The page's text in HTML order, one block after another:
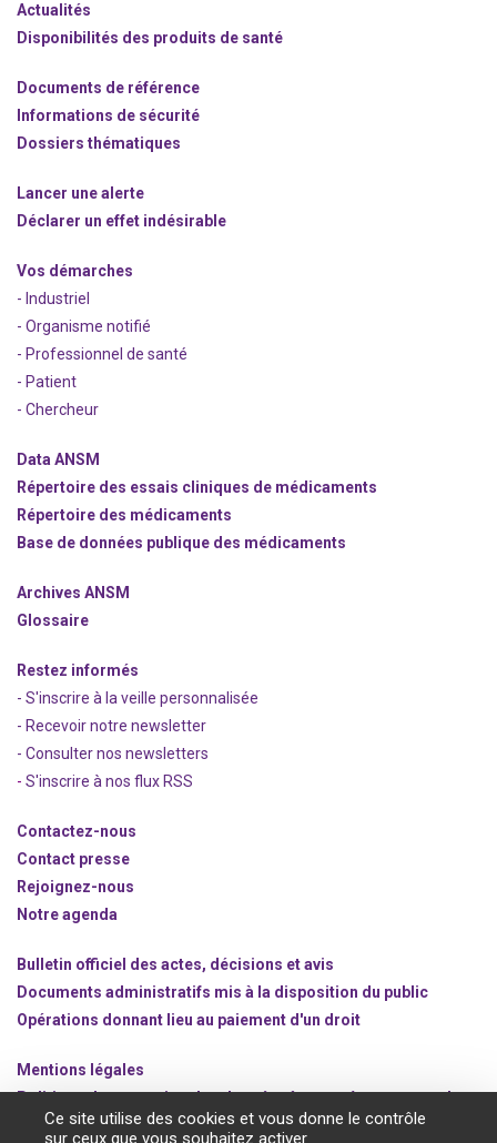
Actualités
Disponibilités des produits de santé
Documents de référence
Informations de sécurité
Dossiers thématiques
Lancer une alerte
Déclarer un effet indésirable
Vos démarches
- Industriel
- Organisme notifié
- Professionnel de santé
- Patient
- Chercheur
Data ANSM
Répertoire des essais cliniques de médicaments
Répertoire des médicaments
Base de données publique des médicaments
Archives ANSM
Glossaire
Restez informés
- S'inscrire à la veille personnalisée
- Recevoir notre newsletter
- Consulter nos newsletters
- S'inscrire à nos flux RSS
Contactez-nous
Contact presse
Rejoignez-nous
Notre agenda
Bulletin officiel des actes, décisions et avis
Documents administratifs mis à la disposition du public
Opérations donnant lieu au paiement d'un droit
Mentions légales
Politique de protection des données à caractère personnel
Gestion des cookies
Ce site utilise des cookies et vous donne le contrôle
sur ceux que vous souhaitez activer